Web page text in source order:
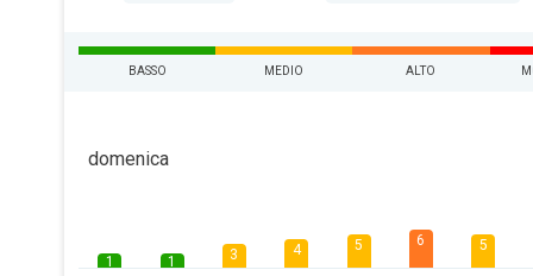
BASSO MEDIO ALTO
domenica
1
1
3
4 5 6 5